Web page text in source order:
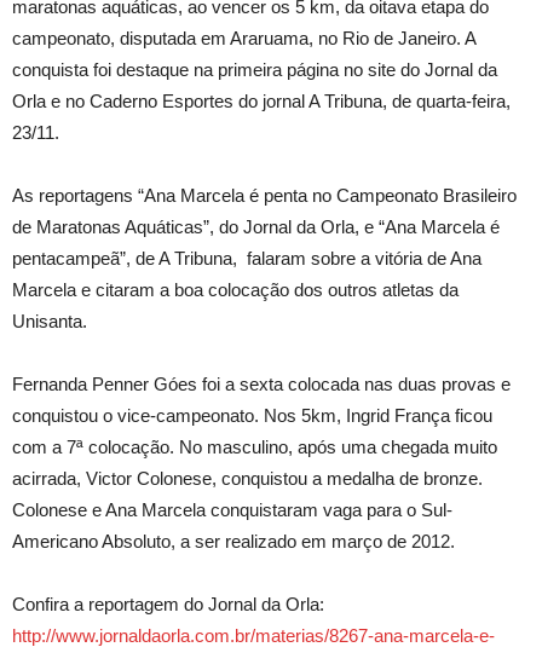
maratonas aquáticas, ao vencer os 5 km, da oitava etapa do
campeonato, disputada em Araruama, no Rio de Janeiro. A
conquista foi destaque na primeira página no site do Jornal da
Orla e no Caderno Esportes do jornal A Tribuna, de quarta-feira,
23/11.
As reportagens “Ana Marcela é penta no Campeonato Brasileiro
de Maratonas Aquáticas”, do Jornal da Orla, e “Ana Marcela é
pentacampeã”, de A Tribuna, falaram sobre a vitória de Ana
Marcela e citaram a boa colocação dos outros atletas da
Unisanta.
Fernanda Penner Góes foi a sexta colocada nas duas provas e
conquistou o vice-campeonato. Nos 5km, Ingrid França ficou
com a 7ª colocação. No masculino, após uma chegada muito
acirrada, Victor Colonese, conquistou a medalha de bronze.
Colonese e Ana Marcela conquistaram vaga para o Sul-
Americano Absoluto, a ser realizado em março de 2012.
Confira a reportagem do Jornal da Orla:
http://www.jornaldaorla.com.br/materias/8267-ana-marcela-e-